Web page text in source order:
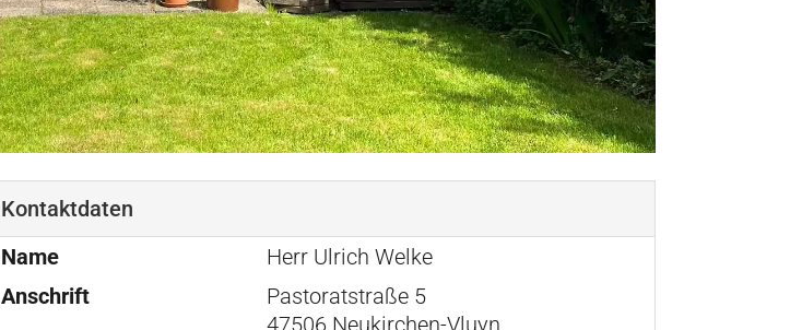
Kontaktdaten
Name
Herr Ulrich Welke
Anschrift
Pastoratstraße 5